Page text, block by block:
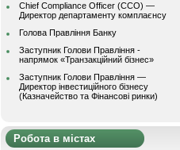
Chief Compliance Officer (CCO) —
Директор департаменту комплаєнсу
Голова Правління Банку
Заступник Голови Правління -
напрямок «Транзакційний бізнес»
Заступник Голови Правління —
Директор інвестиційного бізнесу
(Казначейство та Фінансові ринки)
Робота в містах